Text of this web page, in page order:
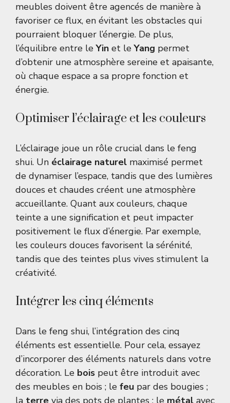
meubles doivent être agencés de manière à
favoriser ce flux, en évitant les obstacles qui
pourraient bloquer l’énergie. De plus,
l’équilibre entre leYin et leYang permet
d’obtenir une atmosphère sereine et apaisante,
où chaque espace a sa propre fonction et
énergie.
Optimiser l’éclairage et les couleurs
L’éclairage joue un rôle crucial dans le feng
shui. Un éclairage naturel maximisé permet
de dynamiser l’espace, tandis que des lumières
douces et chaudes créent une atmosphère
accueillante. Quant aux couleurs, chaque
teinte a une signification et peut impacter
positivement le flux d’énergie. Par exemple,
les couleurs douces favorisent la sérénité,
tandis que des teintes plus vives stimulent la
créativité.
Intégrer les cinq éléments
Dans le feng shui, l’intégration des cinq
éléments est essentielle. Pour cela, essayez
d’incorporer des éléments naturels dans votre
décoration. Le bois peut être introduit avec
des meubles en bois ; le feu par des bougies ;